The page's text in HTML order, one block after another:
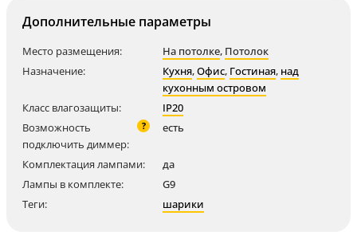
Дополнительные параметры
Место размещения: На потолке, Потолок
Назначение:
Кухня,Офис, Гостиная, над
кухонным островом
Класс влагозащиты:
IP20
Возможность
подключить диммер:
? есть
Комплектация лампами:
да
Лампы в комплекте:
G9
Теги:
шарики